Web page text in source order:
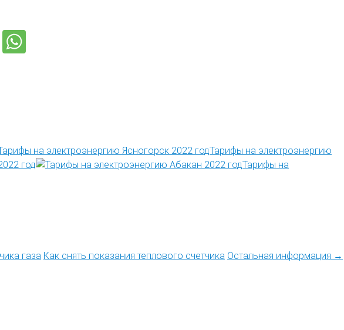
Тарифы на электроэнергию
год
Тарифы на
газа Как снять показания теплового счетчика Остальная информация →